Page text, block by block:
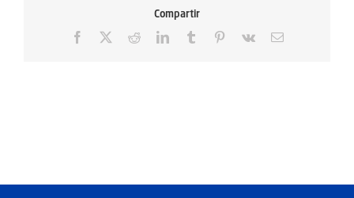
TREBALLA AMB NOSALTRES!
Compartir
Facebook RedditLinkedInTumblr Pinterest
Vk Email: